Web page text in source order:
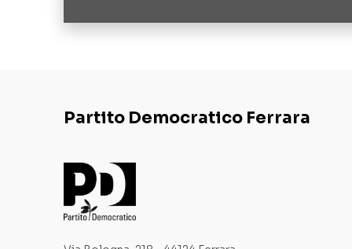
Partito Democratico Ferrara